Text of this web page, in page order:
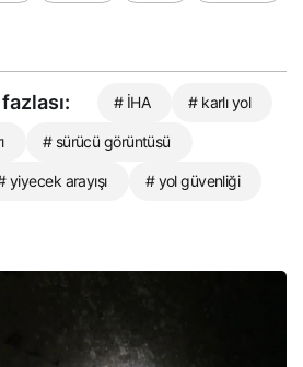
# İHA # karlı yol
# sürücü görüntüsü
yiyecek arayışı # yol güvenliği